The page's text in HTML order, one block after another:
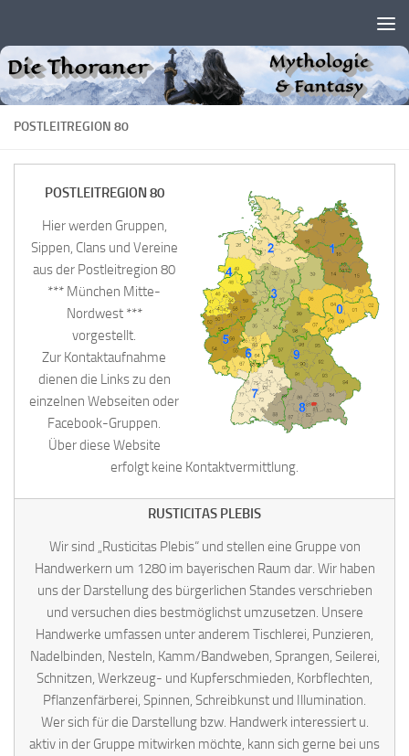
POSTLEITREGION 80
POSTLEITREGION 80
Hier werden Gruppen,
Sippen, Clans und Vereine
aus der Postleitregion 80
*** München Mitte-
Nordwest ***
vorgestellt.
Zur Kontaktaufnahme
dienen die Links zu den
einzelnen Webseiten oder
Facebook-Gruppen.
Über diese Website
erfolgt keine Kontaktvermittlung.
RUSTICITAS PLEBIS
Wir sind „Rusticitas Plebis“ und stellen eine Gruppe von
Handwerkern um 1280 im bayerischen Raum dar. Wir haben
uns der Darstellung des bürgerlichen Standes verschrieben
und versuchen dies bestmöglichst umzusetzen. Unsere
Handwerke umfassen unter anderem Tischlerei, Punzieren,
Nadelbinden, Nesteln, Kamm/Bandweben, Sprangen, Seilerei,
Schnitzen, Werkzeug- und Kupferschmieden, Korbflechten,
Pflanzenfärberei, Spinnen, Schreibkunst und Illumination.
Wer sich für die Darstellung bzw. Handwerk interessiert u.
aktiv in der Gruppe mitwirken möchte, kann sich gerne bei uns